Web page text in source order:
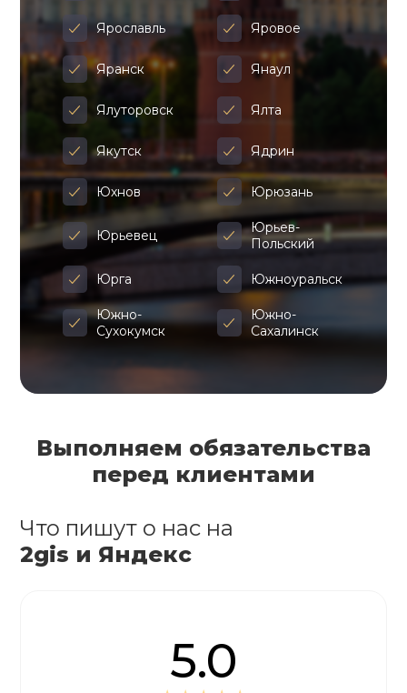
Ярославль Яровое
Яранск Янаул
Ялуторовск Ялта
Якутск Ядрин
Юхнов Юрюзань
Юрьевец
Юрьев-
Польский
Юрга Южноуральск
Южно-
Сухокумск
Южно-
Сахалинск
Выполняем обязательства
перед клиентами
Что пишут о нас на
2gis и Яндекс
5.0